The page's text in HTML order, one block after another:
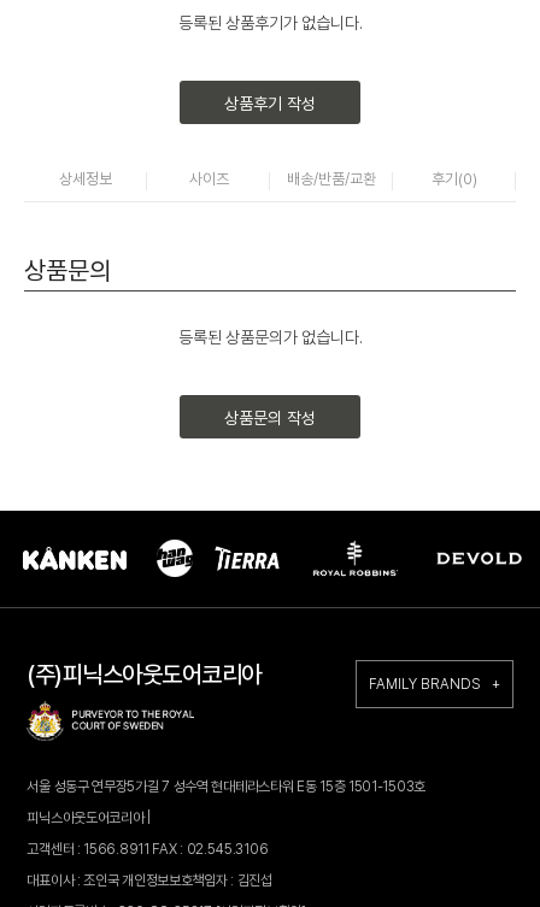
등록된 상품후기가 없습니다.
상품후기 작성
상세정보 사이즈 배송/반품/교환 후기(0)
상품문의
등록된 상품문의가 없습니다.
상품문의 작성
(주)피닉스아웃도어코리아 FAMILY BRANDS +
서울 성동구 연무장5가길 7 성수역 현대테라스타워 E동 15층 1501-1503호
피닉스아웃도어코리아 |
고객센터 : 1566.8911 FAX : 02.545.3106
대표이사 : 조인국 개인정보보호책임자 : 김진섭